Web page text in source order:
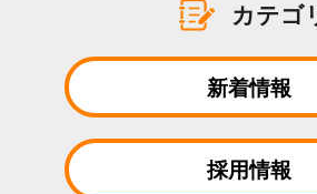
カテゴ
新着情報
採用情報